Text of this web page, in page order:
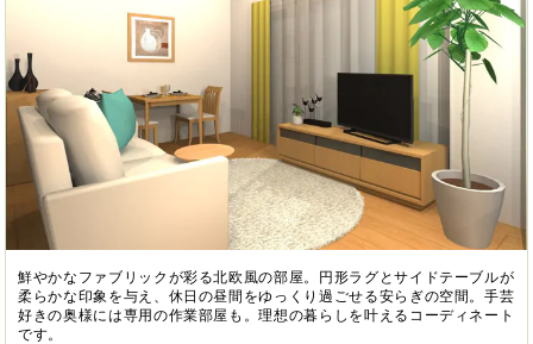
鮮やかなファブリックが彩る北欧風の部屋。円形ラグとサイドテーブルが
柔らかな印象を与え、休日の昼間をゆっくり過ごせる安らぎの空間。手芸
好きの奥様には専用の作業部屋も。理想の暮らしを叶えるコーディネート
です。